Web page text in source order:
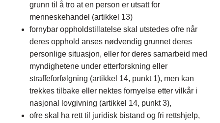
grunn til å tro at en person er utsatt for
menneskehandel (artikkel 13)
fornybar oppholdstillatelse skal utstedes ofre når
deres opphold anses nødvendig grunnet deres
personlige situasjon, eller for deres samarbeid med
myndighetene under etterforskning eller
straffeforfølgning (artikkel 14, punkt 1), men kan
trekkes tilbake eller nektes fornyelse etter vilkår i
nasjonal lovgivning (artikkel 14, punkt 3),
ofre skal ha rett til juridisk bistand og fri rettshjelp,